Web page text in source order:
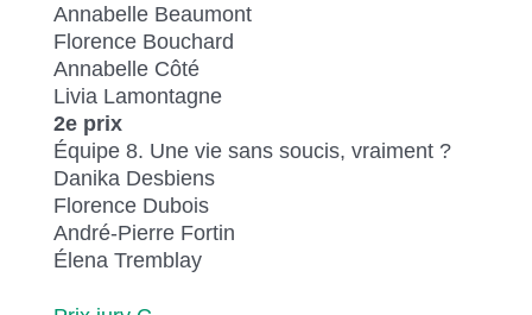
Annabelle Beaumont
Florence Bouchard
Annabelle Côté
Livia Lamontagne
2e prix
Équipe 8. Une vie sans soucis, vraiment ?
Danika Desbiens
Florence Dubois
André-Pierre Fortin
Élena Tremblay